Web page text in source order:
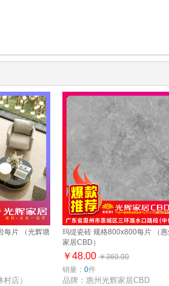
每片 （光辉塘
店）
玛缇瓷砖 规格800x800每片 （
家居CBD）
￥48.00 ￥360.00
销量： 0件
品牌：惠州光辉家居CBD